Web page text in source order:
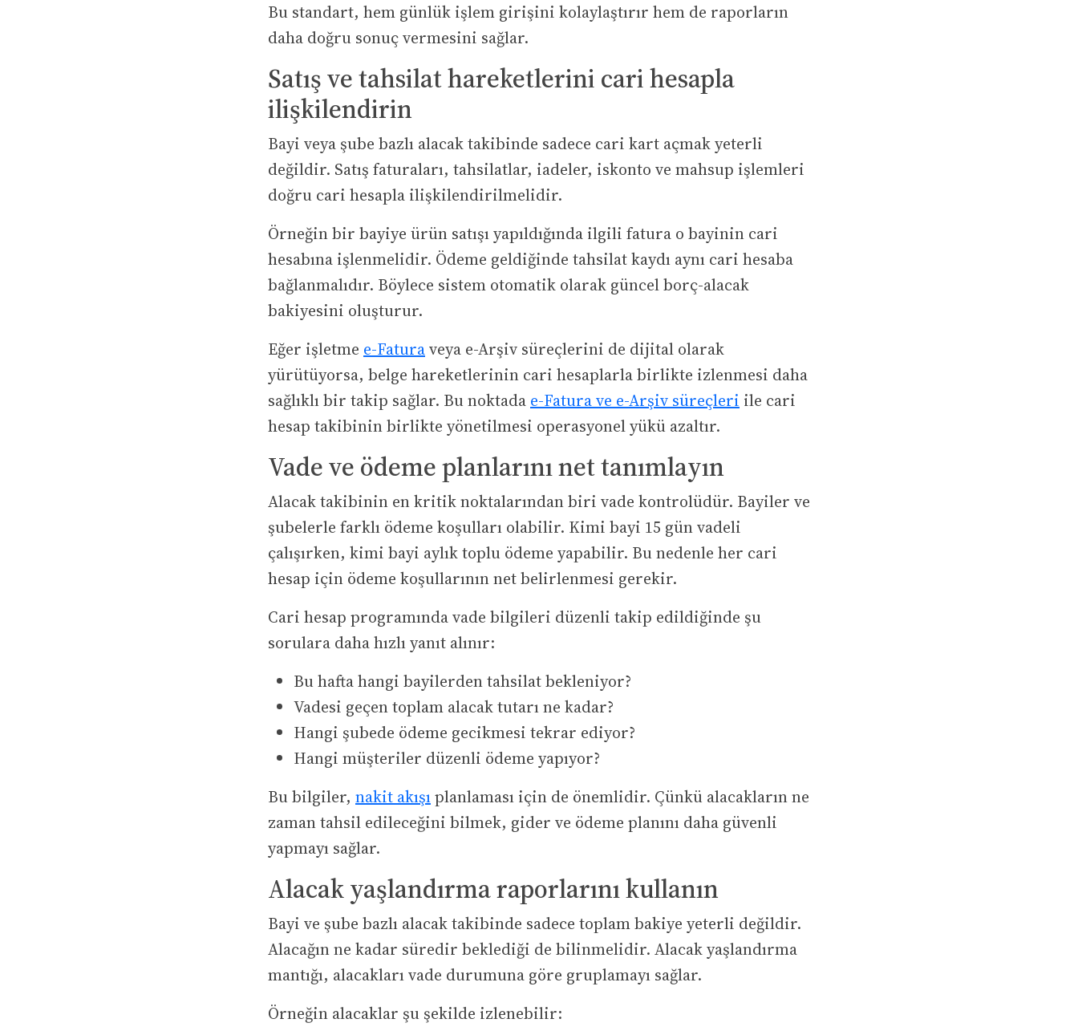
Bu standart, hem günlük işlem girişini kolaylaştırır hem de raporların
daha doğru sonuç vermesini sağlar.
Satış ve tahsilat hareketlerini cari hesapla
ilişkilendirin
Bayi veya şube bazlı alacak takibinde sadece cari kart açmak yeterli
değildir. Satış faturaları, tahsilatlar, iadeler, iskonto ve mahsup işlemleri
doğru cari hesapla ilişkilendirilmelidir.
Örneğin bir bayiye ürün satışı yapıldığında ilgili fatura o bayinin cari
hesabına işlenmelidir. Ödeme geldiğinde tahsilat kaydı aynı cari hesaba
bağlanmalıdır. Böylece sistem otomatik olarak güncel borç-alacak
bakiyesini oluşturur.
Eğer işletme e-Faturaveya e-Arşiv süreçlerini de dijital olarak
yürütüyorsa, belge hareketlerinin cari hesaplarla birlikte izlenmesi daha
sağlıklı bir takip sağlar. Bu noktada e-Fatura ve e-Arşiv süreçleri ile cari
hesap takibinin birlikte yönetilmesi operasyonel yükü azaltır.
Vade ve ödeme planlarını net tanımlayın
Alacak takibinin en kritik noktalarından biri vade kontrolüdür. Bayiler ve
şubelerle farklı ödeme koşulları olabilir. Kimi bayi 15 gün vadeli
çalışırken, kimi bayi aylık toplu ödeme yapabilir. Bu nedenle her cari
hesap için ödeme koşullarının net belirlenmesi gerekir.
Cari hesap programında vade bilgileri düzenli takip edildiğinde şu
sorulara daha hızlı yanıt alınır:
Bu hafta hangi bayilerden tahsilat bekleniyor?
Vadesi geçen toplam alacak tutarı ne kadar?
Hangi şubede ödeme gecikmesi tekrar ediyor?
Hangi müşteriler düzenli ödeme yapıyor?
Bu bilgiler, nakit akışıplanlaması için de önemlidir. Çünkü alacakların ne
zaman tahsil edileceğini bilmek, gider ve ödeme planını daha güvenli
yapmayı sağlar.
Alacak yaşlandırma raporlarını kullanın
Bayi ve şube bazlı alacak takibinde sadece toplam bakiye yeterli değildir.
Alacağın ne kadar süredir beklediği de bilinmelidir. Alacak yaşlandırma
mantığı, alacakları vade durumuna göre gruplamayı sağlar.
Örneğin alacaklar şu şekilde izlenebilir: